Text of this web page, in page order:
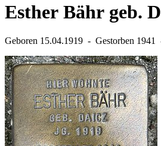
Esther Bähr geb.
Geboren 15.04.1919 ‐ Gestorben